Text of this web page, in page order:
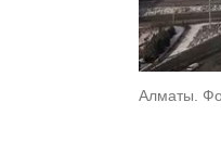
Алматы.